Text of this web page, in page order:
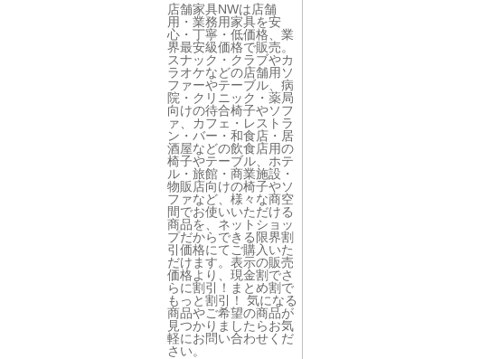
店舗家具NWは店舗
用・業務用家具を安
心・丁寧・低価格、業
界最安級価格で販売。
スナック・クラブやカ
ラオケなどの店舗用ソ
ファーやテーブル、病
院・クリニック・薬局
向けの待合椅子やソフ
ァ、カフェ・レストラ
ン・バー・和食店・居
酒屋などの飲食店用の
椅子やテーブル、ホテ
ル・旅館・商業施設・
物販店向けの椅子やソ
ファなど、様々な商空
間でお使いいただける
商品を、ネットショッ
プだからできる限界割
引価格にてご購入いた
だけます。表示の販売
価格より、現金割でさ
らに割引！まとめ割で
もっと割引！ 気になる
商品やご希望の商品が
見つかりましたらお気
軽にお問い合わせくだ
さい。